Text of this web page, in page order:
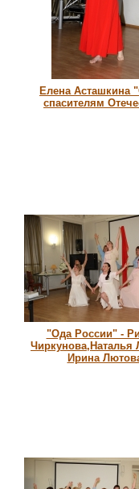
Елена Асташкина
спасителям
"Ода России" -
Чиркунова,Наталья
Ирина